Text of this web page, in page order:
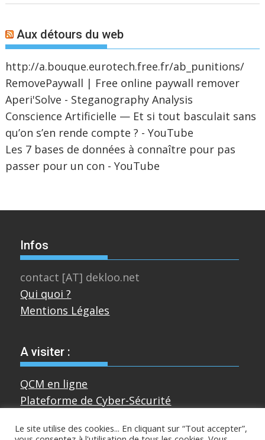
Aux détours du web
http://a.bouque.eurotech.free.fr/ab_punitions/
RemovePaywall | Free online paywall remover
Aperi'Solve - Steganography Analysis
Conscience Artificielle — Et si tout basculait sans
qu’on s’en rende compte ? - YouTube
Les 7 bases de données à connaître pour pas
passer pour un con - YouTube
Infos
contact [AT] dekloo.net
Qui quoi ?
Mentions Légales
A visiter :
QCM en ligne
Plateforme de Cyber-Sécurité
Le site utilise des cookies... En cliquant sur “Tout accepter”,